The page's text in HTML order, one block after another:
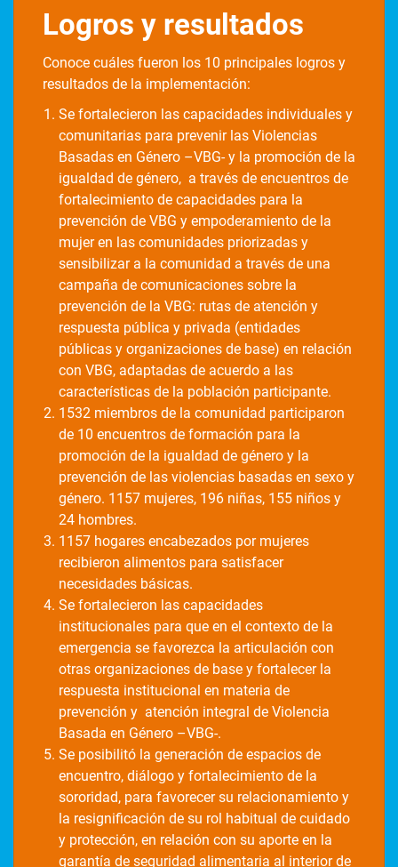
Logros y resultados
Conoce cuáles fueron los 10 principales logros y
resultados de la implementación:
Se fortalecieron las capacidades individuales y
comunitarias para prevenir las Violencias
Basadas en Género –VBG- y la promoción de la
igualdad de género, a través de encuentros de
fortalecimiento de capacidades para la
prevención de VBG y empoderamiento de la
mujer en las comunidades priorizadas y
sensibilizar a la comunidad a través de una
campaña de comunicaciones sobre la
prevención de la VBG: rutas de atención y
respuesta pública y privada (entidades
públicas y organizaciones de base) en relación
con VBG, adaptadas de acuerdo a las
características de la población participante.
1532 miembros de la comunidad participaron
de 10 encuentros de formación para la
promoción de la igualdad de género y la
prevención de las violencias basadas en sexo y
género. 1157 mujeres, 196 niñas, 155 niños y
24 hombres.
1157 hogares encabezados por mujeres
recibieron alimentos para satisfacer
necesidades básicas.
Se fortalecieron las capacidades
institucionales para que en el contexto de la
emergencia se favorezca la articulación con
otras organizaciones de base y fortalecer la
respuesta institucional en materia de
prevención y atención integral de Violencia
Basada en Género –VBG-.
Se posibilitó la generación de espacios de
encuentro, diálogo y fortalecimiento de la
sororidad, para favorecer su relacionamiento y
la resignificación de su rol habitual de cuidado
y protección, en relación con su aporte en la
garantía de seguridad alimentaria al interior de